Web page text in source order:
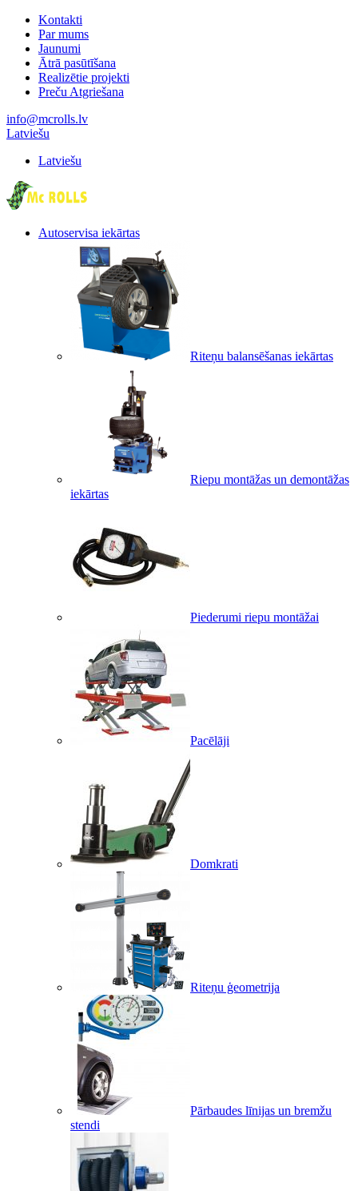
Kontakti
Par mums
Jaunumi
Ātrā pasūtīšana
Realizētie projekti
Preču Atgriešana
info@mcrolls.lv
Latviešu
Latviešu
Autoservisa iekārtas
Riteņu balansēšanas iekārtas
Riepu montāžas un demontāžas
iekārtas
Piederumi riepu montāžai
Pacēlāji
Domkrati
Riteņu ģeometrija
Pārbaudes līnijas un bremžu
stendi